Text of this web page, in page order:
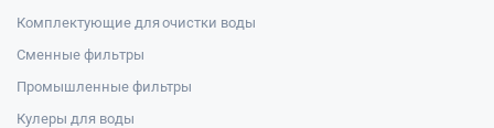
Комплектующие для очистки воды
Сменные фильтры
Промышленные фильтры
Кулеры для воды